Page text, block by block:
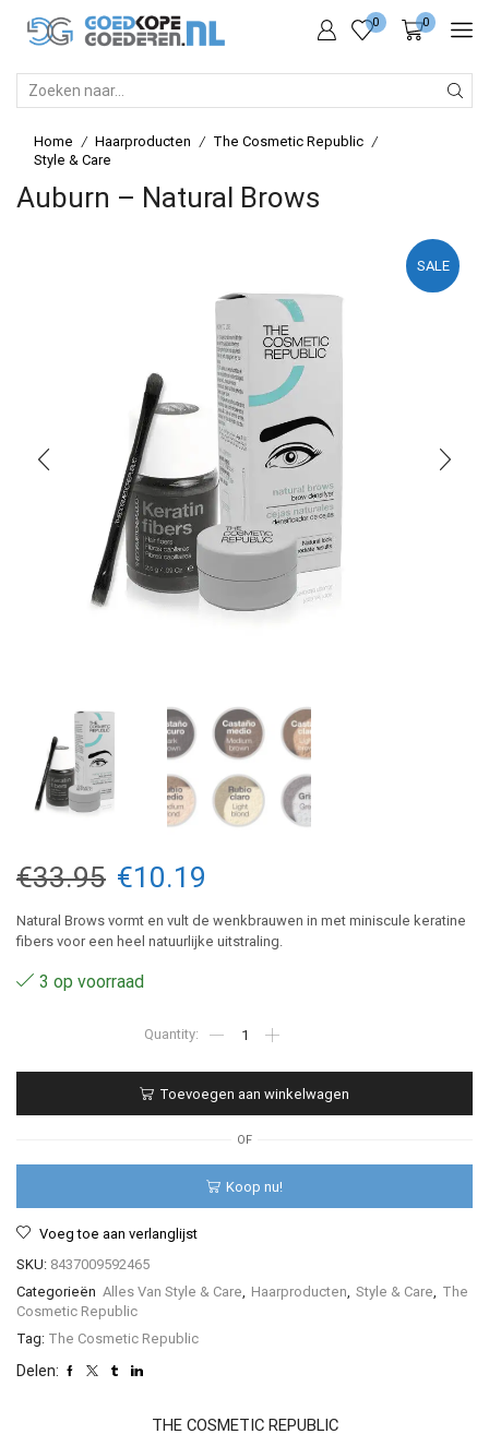
0 0
Home / Haarproducten / The Cosmetic Republic /
Style & Care
Auburn – Natural Brows
SALE
€33.95 Oorspronkelijke
prijs
€10.19
prijs
Natural Brows vormt en vult de wenkbrauwen in met miniscule keratine
fibers voor een heel natuurlijke uitstraling.
3 op voorraad
aantal
Toevoegen aan winkelwagen
OF
Koop nu!
Voeg toe aan verlanglijst
SKU: 8437009592465
Categorieën Alles Van Style & Care, Haarproducten, Style & Care, The
Cosmetic Republic
Tag: The Cosmetic Republic
Delen:
THE COSMETIC REPUBLIC